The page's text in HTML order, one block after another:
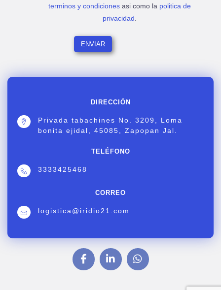
DIRECCIÓN
Privada tabachines No. 3209, Loma
bonita ejidal, 45085, Zapopan Jal.
TELÉFONO
3333425468
CORREO
logistica@iridio21.com
terminos y condicionesasi como la politica de
privacidad